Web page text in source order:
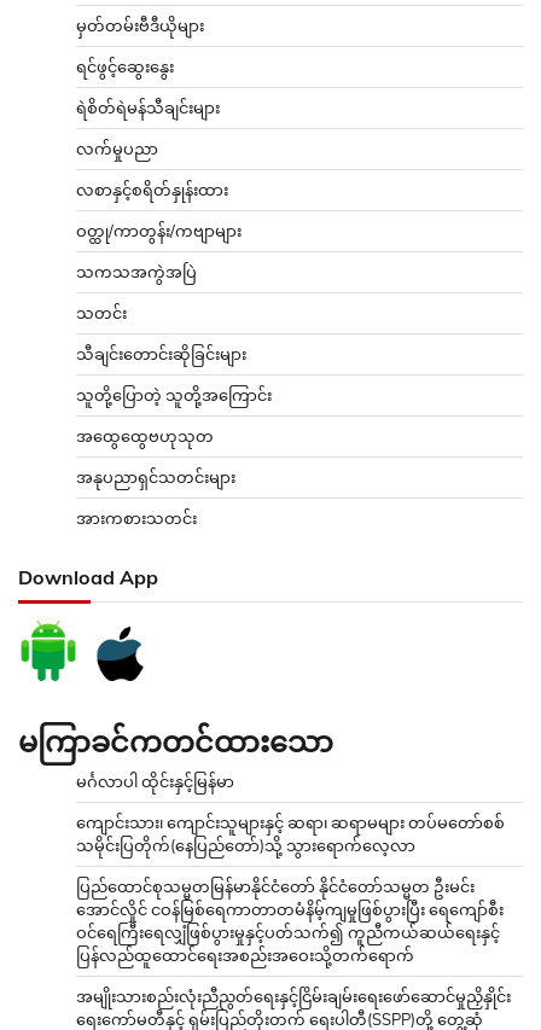
မှတ်တမ်းဗီဒီယိုများ
ရင်ဖွင့်ဆွေးနွေး
ရဲစိတ်ရဲမန်သီချင်းများ
လက်မှုပညာ
လစာနှင့်စရိတ်နှုန်းထား
ဝတ္ထု/ကာတွန်း/ကဗျာများ
သကသအကွဲအပြဲ
သတင်း
သီချင်းတောင်းဆိုခြင်းများ
သူတို့ပြောတဲ့ သူတို့အကြောင်း
အထွေထွေဗဟုသုတ
အနုပညာရှင်သတင်းများ
အားကစားသတင်း
Download App
မကြာခင်ကတင်ထားသော
မင်္ဂလာပါ ထိုင်းနှင့်မြန်မာ
ကျောင်းသား၊ ကျောင်းသူများနှင့် ဆရာ၊ ဆရာမများ တပ်မတော်စစ်
သမိုင်းပြတိုက်(နေပြည်တော်)သို့ သွားရောက်လေ့လာ
ပြည်ထောင်စုသမ္မတမြန်မာနိုင်ငံတော် နိုင်ငံတော်သမ္မတ ဦးမင်း
အောင်လှိုင် ငဝန်မြစ်ရေကာတာတမံနိမ့်ကျမှုဖြစ်ပွားပြီး ရေကျော်စီး
ဝင်ရေကြီးရေလျှံဖြစ်ပွားမှုနှင့်ပတ်သက်၍ ကူညီကယ်ဆယ်ရေးနှင့်
ပြန်လည်ထူထောင်ရေးအစည်းအဝေးသို့တက်ရောက်
အမျိုးသားစည်းလုံးညီညွတ်ရေးနှင့်ငြိမ်းချမ်းရေးဖော်ဆောင်မှုညှိနှိုင်း
ရေးကော်မတီနှင့် ရှမ်းပြည်တိုးတက် ရေးပါတီ(SSPP)တို့ တွေ့ဆုံ